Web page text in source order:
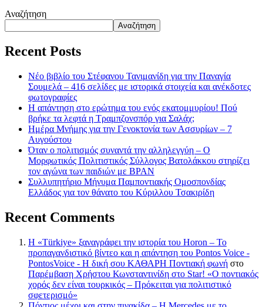
Αναζήτηση
Αναζήτηση
Recent Posts
Νέο βιβλίο του Στέφανου Τανιμανίδη για την Παναγία
Σουμελά – 416 σελίδες με ιστορικά στοιχεία και ανέκδοτες
φωτογραφίες
Η απάντηση στο ερώτημα του ενός εκατομμυρίου! Πού
βρήκε τα λεφτά η Τραμπζονσπόρ για Σαλάχ;
Ημέρα Μνήμης για την Γενοκτονία των Ασσυρίων – 7
Αυγούστου
Όταν ο πολιτισμός συναντά την αλληλεγγύη – Ο
Μορφωτικός Πολιτιστικός Σύλλογος Βατολάκκου στηρίζει
τον αγώνα των παιδιών με BPAN
Συλλυπητήριο Μήνυμα Παμποντιακής Ομοσπονδίας
Ελλάδος για τον θάνατο του Κύριλλου Τσακιρίδη
Recent Comments
Η «Türkiye» ξαναγράφει την ιστορία του Horon – Το
προπαγανδιστικό βίντεο και η απάντηση του Pontos Voice -
PontosVoice - H δική σου ΚΑΘΑΡΗ Ποντιακή φωνή στο
Παρέμβαση Χρήστου Κωνσταντινίδη στο Star! «Ο ποντιακός
χορός δεν είναι τουρκικός – Πρόκειται για πολιτιστικό
σφετερισμό»